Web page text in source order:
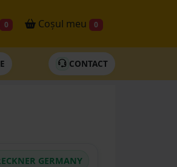
0 Coșul meu 0
CONTACT
GERMANY